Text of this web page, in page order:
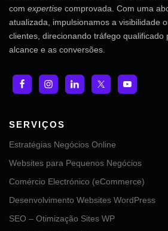
com expertise comprovada. Com uma
atualizada, impulsionamos a visibilidade
clientes, direcionando tráfego qualificado
alcance e as conversões.
SERVIÇOS
Estratégias Negócios Online
Websites para Pequenos Negócios
Comércio Electrónico (eCommerce)
Desenvolvimento Websites WordPress
SEO – Otimização Sites WP